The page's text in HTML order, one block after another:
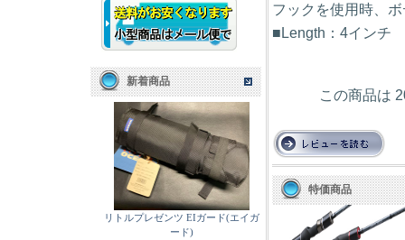
新着商品
リトルプレゼンツ EIガード(エイガ
ード)
フックを使用時、
■Length：4インチ
この商品は
特価商品